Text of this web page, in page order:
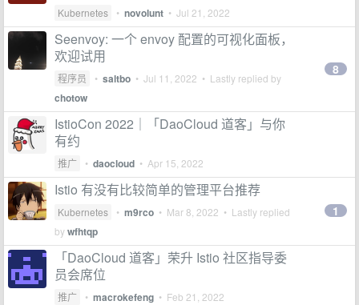
Kubernetes • novolunt • Jul 21, 2022
Seenvoy: 一个 envoy 配置的可视化面板，
欢迎试用
程序员 • saltbo • Jul 11, 2022 • Lastly replied by
chotow
8
IstioCon 2022｜「DaoCloud 道客」与你
有约
推广 • daocloud • Apr 15, 2022
Istio 有没有比较简单的管理平台推荐
Kubernetes • m9rco • Mar 8, 2022 • Lastly replied
bywfhtqp
1
「DaoCloud 道客」荣升 Istio 社区指导委
员会席位
推广 • macrokefeng • Feb 21, 2022